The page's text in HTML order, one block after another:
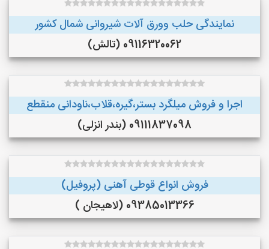
نمایندگی حلب وورق آلات شیروانی شمال کشور
09116320062 (تالش)
اجرا و فروش میلگرد بستر،گیره،قلاب،ناودانی منقطع
09111837098 (بندر انزلی)
فروش انواع قوطی آهنی (پروفیل)
09385013366 (لاهیجان )